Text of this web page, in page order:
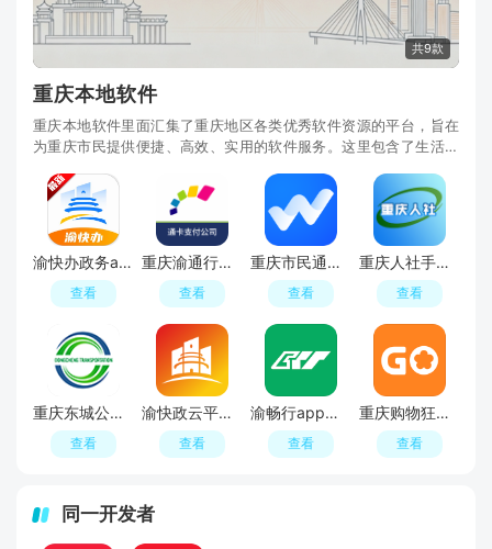
共9款
重庆本地软件
重庆本地软件里面汇集了重庆地区各类优秀软件资源的平台，旨在
为重庆市民提供便捷、高效、实用的软件服务。这里包含了生活服
渝快办政务app官方安卓版
查看
重庆渝通行手机版
查看
重庆市民通充值app(重庆市民通官方app)
查看
重庆人社手机客户端
查看
重庆东城公交app安卓版
查看
渝快政云平台app手机版
查看
渝畅行app官方手机版
查看
重庆购物狂网论坛
查看
同一开发者